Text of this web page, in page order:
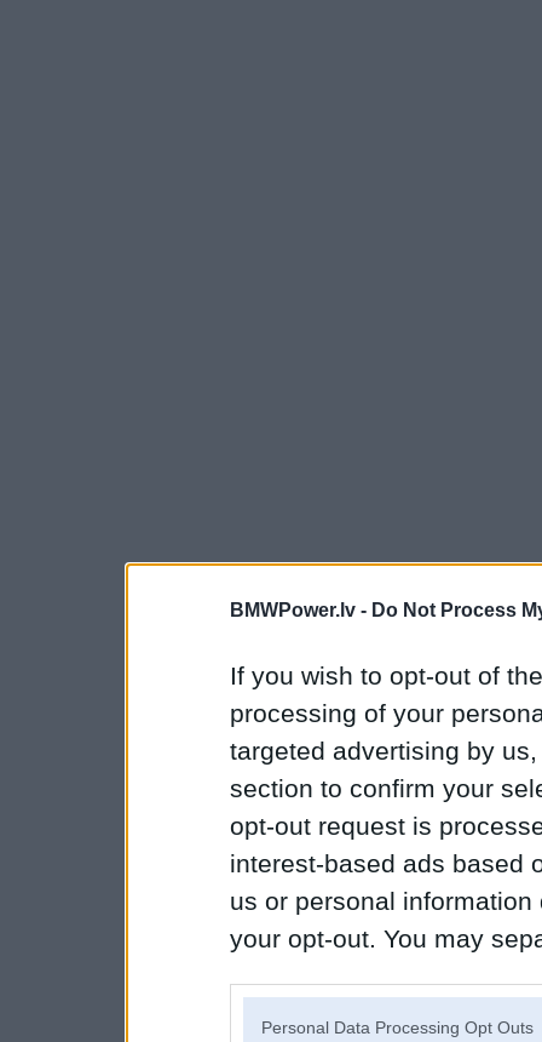
BMWPower.lv - Do Not Process
If you wish to opt-out of
processing of your
targeted advertising by
section to confirm your
opt-out request is
interest-based ads based
us or personal
your opt-out. You may
Personal Data Processing Opt Outs